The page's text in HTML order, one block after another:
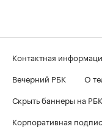
Контактная
Вечерний РБК
О
Скрыть баннеры на РБК
Корпоративная